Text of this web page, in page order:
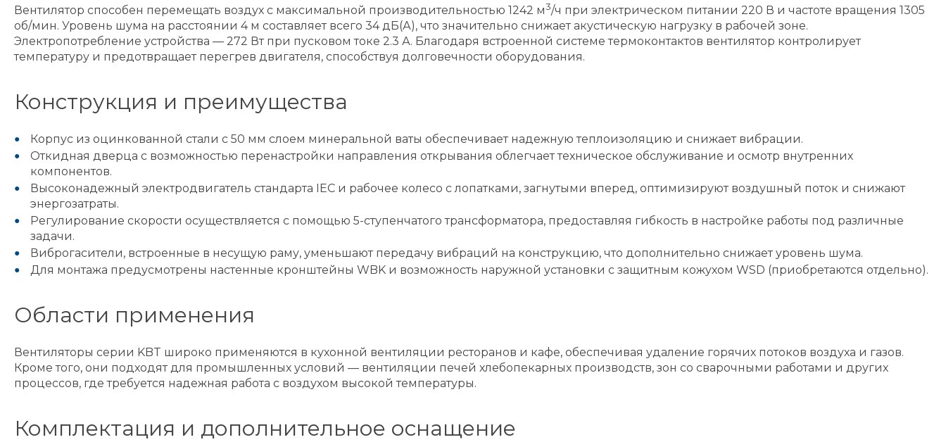
Вентилятор способен перемещать воздух с максимальной производительностью 1242 м3/ч при электрическом питании 220 В и частоте вращения 1305
об/мин. Уровень шума на расстоянии 4 м составляет всего 34 дБ(А), что значительно снижает акустическую нагрузку в рабочей зоне.
Электропотребление устройства — 272 Вт при пусковом токе 2.3 А. Благодаря встроенной системе термоконтактов вентилятор контролирует
температуру и предотвращает перегрев двигателя, способствуя долговечности оборудования.
Конструкция и преимущества
Корпус из оцинкованной стали с 50 мм слоем минеральной ваты обеспечивает надежную теплоизоляцию и снижает вибрации.
Откидная дверца с возможностью перенастройки направления открывания облегчает техническое обслуживание и осмотр внутренних
компонентов.
Высоконадежный электродвигатель стандарта IEC и рабочее колесо с лопатками, загнутыми вперед, оптимизируют воздушный поток и снижают
энергозатраты.
Регулирование скорости осуществляется с помощью 5-ступенчатого трансформатора, предоставляя гибкость в настройке работы под различные
задачи.
Виброгасители, встроенные в несущую раму, уменьшают передачу вибраций на конструкцию, что дополнительно снижает уровень шума.
Для монтажа предусмотрены настенные кронштейны WBK и возможность наружной установки с защитным кожухом WSD (приобретаются отдельно).
Области применения
Вентиляторы серии KBT широко применяются в кухонной вентиляции ресторанов и кафе, обеспечивая удаление горячих потоков воздуха и газов.
Кроме того, они подходят для промышленных условий — вентиляции печей хлебопекарных производств, зон со сварочными работами и других
процессов, где требуется надежная работа с воздухом высокой температуры.
Комплектация и дополнительное оснащение